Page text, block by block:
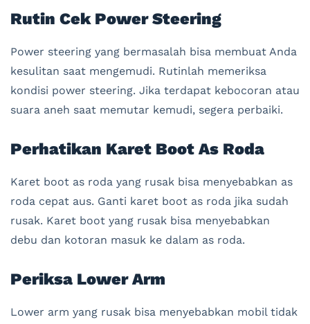
Rutin Cek Power Steering
Power steering yang bermasalah bisa membuat Anda
kesulitan saat mengemudi. Rutinlah memeriksa
kondisi power steering. Jika terdapat kebocoran atau
suara aneh saat memutar kemudi, segera perbaiki.
Perhatikan Karet Boot As Roda
Karet boot as roda yang rusak bisa menyebabkan as
roda cepat aus. Ganti karet boot as roda jika sudah
rusak. Karet boot yang rusak bisa menyebabkan
debu dan kotoran masuk ke dalam as roda.
Periksa Lower Arm
Lower arm yang rusak bisa menyebabkan mobil tidak